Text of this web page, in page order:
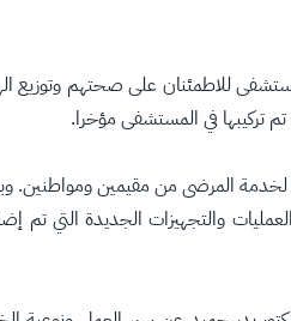
للاطمئنان على صحتهم وتوزيع
تركيبها في المستشفى مؤخرا.
المرضى من مقيمين ومواطنين.
والتجهيزات الجديدة التي تم